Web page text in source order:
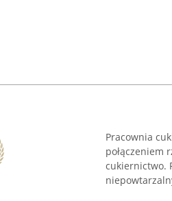
Pracownia
połączeniem
cukiernictwo.